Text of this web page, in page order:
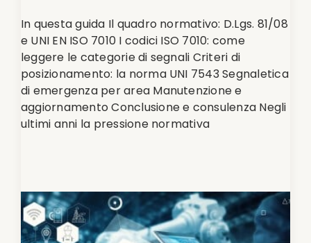
In questa guida Il quadro normativo: D.Lgs. 81/08
e UNI EN ISO 7010 I codici ISO 7010: come
leggere le categorie di segnali Criteri di
posizionamento: la norma UNI 7543 Segnaletica
di emergenza per area Manutenzione e
aggiornamento Conclusione e consulenza Negli
ultimi anni la pressione normativa